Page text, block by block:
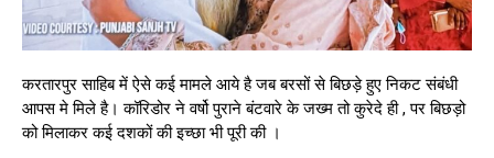
करतारपुर साहिब में ऐसे कई मामले आये है जब बरसों से बिछड़े हुए निकट संबंधी
आपस मे मिले है। कॉरिडोर ने वर्षो पुराने बंटवारे के जख्म तो कुरेदे ही , पर बिछड़ो
को मिलाकर कई दशकों की इच्छा भी पूरी की ।